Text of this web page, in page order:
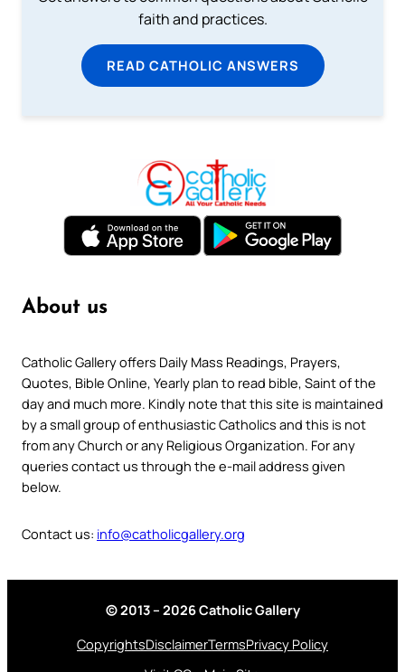
faith and practices.
READ CATHOLIC ANSWERS
About us
Catholic Gallery offers Daily Mass Readings, Prayers,
Quotes, Bible Online, Yearly plan to read bible, Saint of the
day and much more. Kindly note that this site is maintained
by a small group of enthusiastic Catholics and this is not
from any Church or any Religious Organization. For any
queries contact us through the e-mail address given
below.
Contact us: info@catholicgallery.org
© 2013 – 2026 Catholic Gallery
CopyrightsDisclaimerTermsPrivacy Policy